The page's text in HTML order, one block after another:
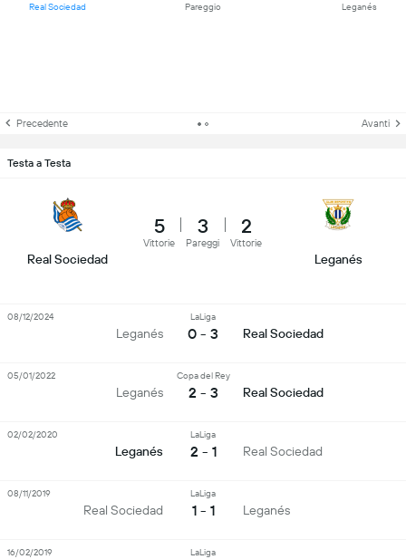
Real Sociedad Pareggio Leganés
Precedente Avanti
Testa a Testa
Real Sociedad
5
Vittorie
3
Pareggi
2
Vittorie
Leganés
Leganés
LaLiga
0 - 3 Real Sociedad
08/12/2024
Leganés
Copa del Rey
2 - 3 Real Sociedad
05/01/2022
Leganés
LaLiga
2 - 1 Real Sociedad
02/02/2020
Real Sociedad
LaLiga
1 - 1 Leganés
08/11/2019
LaLiga
16/02/2019